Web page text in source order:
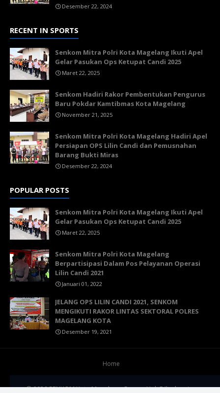
Desember 22, 2024
RECENT IN SPORTS
Senkom Mitra Polri Kota Magelang Ikuti Apel
Gelar Pasukan Ops Ketupat Candi 2025
Maret 22, 2025
Senkom Hadiri Rakor Pembentukan Pengurus
Baru Pokdar Kamtibmas Kota Magelang
November 21, 2025
Senkom Mitra Polri Kota Magelang Hadiri Apel
Persiapan OPS Lilin Candi dan Pemusnahan
Barang Bukti Miras
Desember 22, 2024
POPULAR POSTS
Senkom Mitra Polri Kota Magelang Ikuti Apel
Gelar Pasukan Ops Ketupat Candi 2025
Maret 22, 2025
Senkom Mitra Polri Kota Magelang
Berpartisipasi Dalam Pos Pelayanan Operasi
Lilin Candi 2021
Januari 01, 2022
JELANG OPS LILIN CANDI 2021, SENKOM
MENGIKUTI RAKOR LINTAS SEKTORAL POLRES
MAGELANG KOTA
Desember 19, 2021
Home
© 2026 SENKOM Kota Magelang. Semua Hak Dilindungi.